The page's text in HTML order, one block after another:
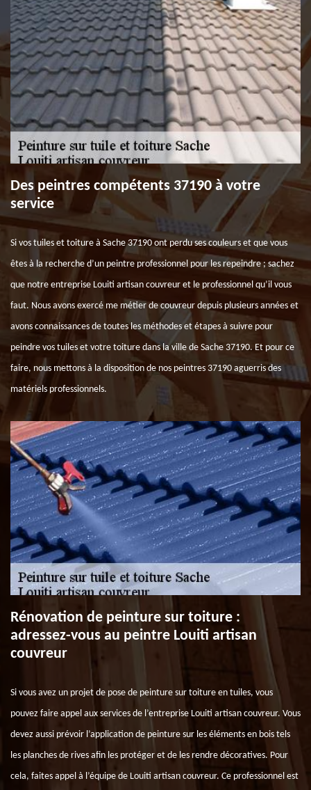
Des peintres compétents 37190 à votre
service
Si vos tuiles et toiture à Sache 37190 ont perdu ses couleurs et que vous
êtes à la recherche d’un peintre professionnel pour les repeindre ; sachez
que notre entreprise Louiti artisan couvreur et le professionnel qu’il vous
faut. Nous avons exercé me métier de couvreur depuis plusieurs années et
avons connaissances de toutes les méthodes et étapes à suivre pour
peindre vos tuiles et votre toiture dans la ville de Sache 37190. Et pour ce
faire, nous mettons à la disposition de nos peintres 37190 aguerris des
matériels professionnels.
Rénovation de peinture sur toiture :
adressez-vous au peintre Louiti artisan
couvreur
Si vous avez un projet de pose de peinture sur toiture en tuiles, vous
pouvez faire appel aux services de l’entreprise Louiti artisan couvreur. Vous
devez aussi prévoir l’application de peinture sur les éléments en bois tels
les planches de rives afin les protéger et de les rendre décoratives. Pour
cela, faites appel à l’équipe de Louiti artisan couvreur. Ce professionnel est